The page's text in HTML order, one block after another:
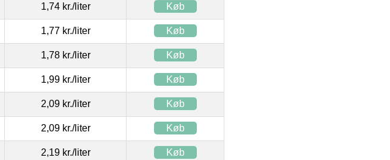
1,74 kr./liter Køb
1,77 kr./liter Køb
1,78 kr./liter Køb
1,99 kr./liter Køb
2,09 kr./liter Køb
2,09 kr./liter Køb
2,19 kr./liter Køb